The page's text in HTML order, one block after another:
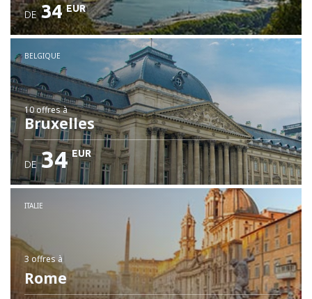
DE 34 EUR
BELGIQUE
10 offresà
Bruxelles
DE 34 EUR
ITALIE
3 offresà
Rome